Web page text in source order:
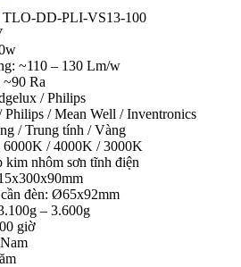
TLO-DD-PLI-VS13-100
~110 – 130 Lm/w
Ra
/ Philips
/ Mean Well / Inventronics
/ Trung tính / Vàng
6000K / 4000K / 3000K
kim nhôm sơn tĩnh điện
đèn: Ø65x92mm
– 3.600g
giờ